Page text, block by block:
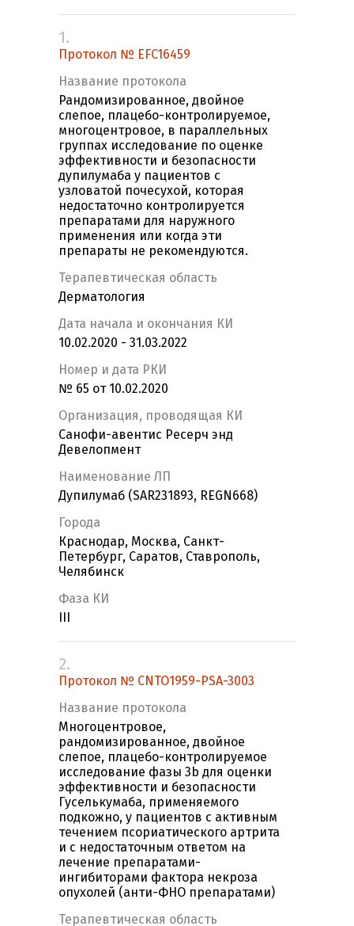
1.
Протокол № EFC16459
Название протокола
Рандомизированное, двойное
слепое, плацебо-контролируемое,
многоцентровое, в параллельных
группах исследование по оценке
эффективности и безопасности
дупилумаба у пациентов с
узловатой почесухой, которая
недостаточно контролируется
препаратами для наружного
применения или когда эти
препараты не рекомендуются.
Терапевтическая область
Дерматология
Дата начала и окончания КИ
10.02.2020 - 31.03.2022
Номер и дата РКИ
№ 65 от 10.02.2020
Организация, проводящая КИ
Санофи-авентис Ресерч энд
Девелопмент
Наименование ЛП
Дупилумаб (SAR231893, REGN668)
Города
Краснодар, Москва, Санкт-
Петербург, Саратов, Ставрополь,
Челябинск
Фаза КИ
2.
Протокол № CNTO1959-PSA-3003
Название протокола
Многоцентровое,
рандомизированное, двойное
слепое, плацебо-контролируемое
исследование фазы 3b для оценки
эффективности и безопасности
Гуселькумаба, применяемого
подкожно, у пациентов с активным
течением псориатического артрита
и с недостаточным ответом на
лечение препаратами-
ингибиторами фактора некроза
опухолей (анти-ФНО препаратами)
Терапевтическая область